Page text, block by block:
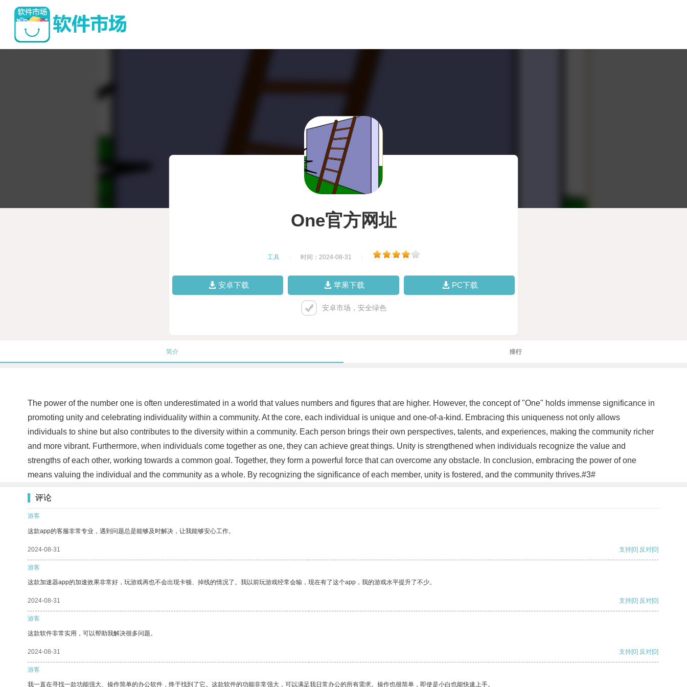
One官方网址
工具 时间：2024-08-31
安卓下载 苹果下载 PC下载
安卓市场，安全绿色
简介 排行
The power of the number one is often underestimated in a world that values numbers and figures that are higher. However, the concept of "One" holds immense significance in
promoting unity and celebrating individuality within a community. At the core, each individual is unique and one-of-a-kind. Embracing this uniqueness not only allows
individuals to shine but also contributes to the diversity within a community. Each person brings their own perspectives, talents, and experiences, making the community richer
and more vibrant. Furthermore, when individuals come together as one, they can achieve great things. Unity is strengthened when individuals recognize the value and
strengths of each other, working towards a common goal. Together, they form a powerful force that can overcome any obstacle. In conclusion, embracing the power of one
means valuing the individual and the community as a whole. By recognizing the significance of each member, unity is fostered, and the community thrives.#3#
评论
游客
这款app的客服非常专业，遇到问题总是能够及时解决，让我能够安心工作。
2024-08-31 支持[0] 反对[0]
游客
这款加速器app的加速效果非常好，玩游戏再也不会出现卡顿、掉线的情况了。我以前玩游戏经常会输，现在有了这个app，我的游戏水平提升了不少。
2024-08-31 支持[0] 反对[0]
游客
这款软件非常实用，可以帮助我解决很多问题。
2024-08-31 支持[0] 反对[0]
游客
我一直在寻找一款功能强大、操作简单的办公软件，终于找到了它。这款软件的功能非常强大，可以满足我日常办公的所有需求。操作也很简单，即使是小白也能快速上手。